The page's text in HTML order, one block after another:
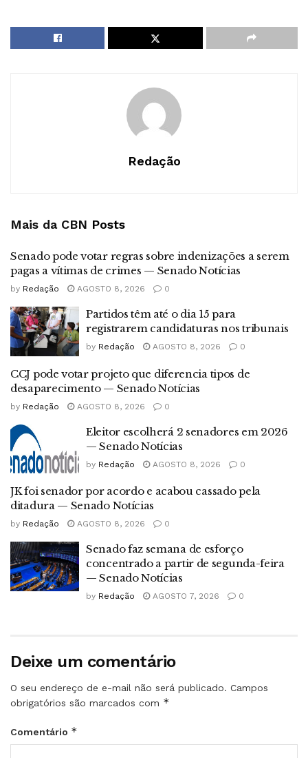
Redação
Mais da CBN Posts
Senado pode votar regras sobre indenizações a serem
pagas a vítimas de crimes — Senado Notícias
by Redação AGOSTO 8, 2026 0
Partidos têm até o dia 15 para
registrarem candidaturas nos tribunais
by Redação AGOSTO 8, 2026 0
CCJ pode votar projeto que diferencia tipos de
desaparecimento — Senado Notícias
by Redação AGOSTO 8, 2026 0
Eleitor escolherá 2 senadores em 2026
— Senado Notícias
by Redação AGOSTO 8, 2026 0
JK foi senador por acordo e acabou cassado pela
ditadura — Senado Notícias
by Redação AGOSTO 8, 2026 0
Senado faz semana de esforço
concentrado a partir de segunda-feira
— Senado Notícias
by Redação AGOSTO 7, 2026 0
Deixe um comentário
O seu endereço de e-mail não será publicado. Campos
obrigatórios são marcados com *
Comentário *